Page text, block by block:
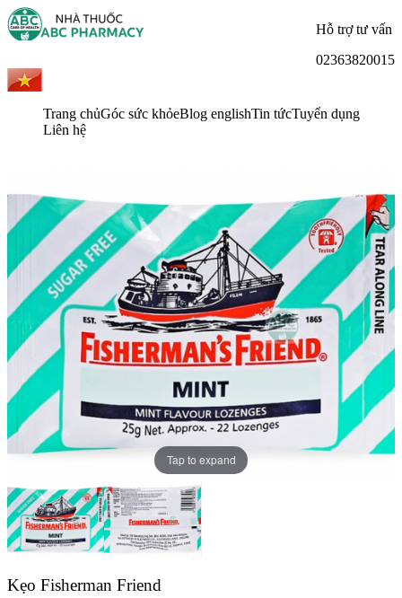
Hỗ trợ tư vấn
02363820015
Trang chủGóc sức khỏeBlog englishTin tứcTuyển dụng
Liên hệ
Tap to expand
Kẹo Fisherman Friend